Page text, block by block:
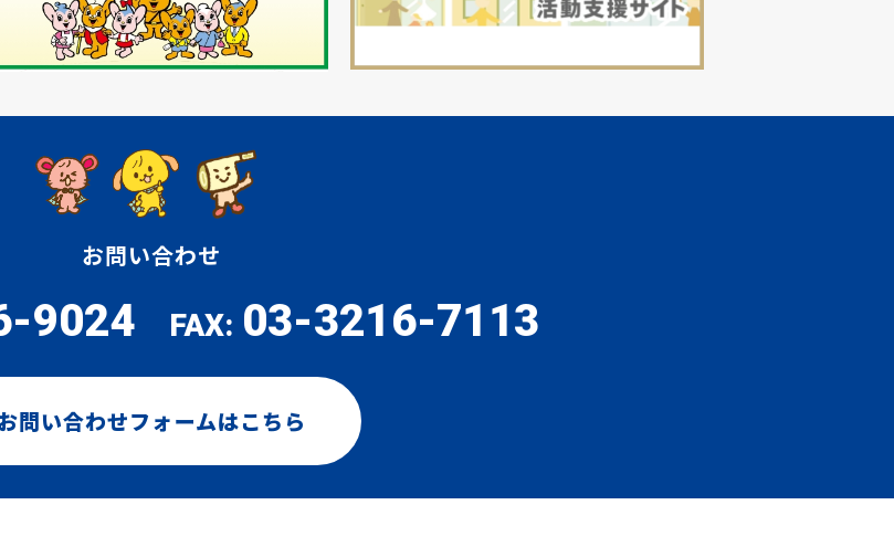
お問い合わせ
9024 FAX: 03-3216-7113
問い合わせフォームはこちら